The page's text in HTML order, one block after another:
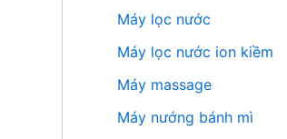
Máy lọc nước
Máy lọc nước ion kiềm
Máy massage
Máy nướng bánh mì